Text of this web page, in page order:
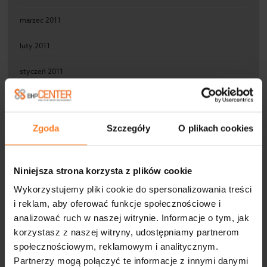
Zgoda Szczegóły O plikach cookies
Niniejsza strona korzysta z plików cookie
Wykorzystujemy pliki cookie do spersonalizowania treści
i reklam, aby oferować funkcje społecznościowe i
analizować ruch w naszej witrynie. Informacje o tym, jak
korzystasz z naszej witryny, udostępniamy partnerom
społecznościowym, reklamowym i analitycznym.
Partnerzy mogą połączyć te informacje z innymi danymi
marzec 2011
luty 2011
styczeń 2011
grudzień 2010
Aktualności
Ergonomia pracy
Medycyna pracy